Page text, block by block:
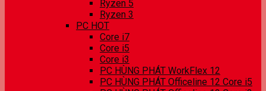
Ryzen 5
Ryzen 3
PC HOT
Core i7
Core i5
Core i3
PC HÙNG PHÁT WorkFlex 12
PC HÙNG PHÁT Officeline 12 Core i5